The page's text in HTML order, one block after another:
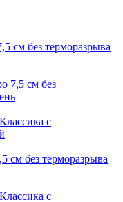
см без терморазрыва
7,5 см без
с
см без терморазрыва
с